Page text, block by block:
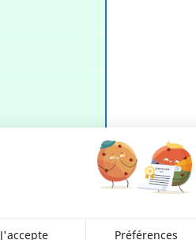
J'accepte Préférences
Une question ?